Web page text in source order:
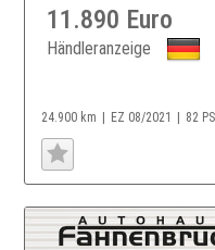
11.890 Euro
Händleranzeige
24.900 km EZ 08/2021 82